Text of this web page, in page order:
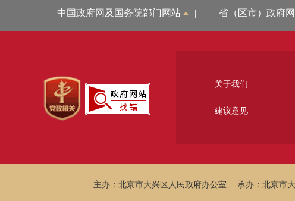
中国政府网及国务院部门网站 | 省（区市）政府
关于我们
建议意见
主办：北京市大兴区人民政府办公室 承办：北京市